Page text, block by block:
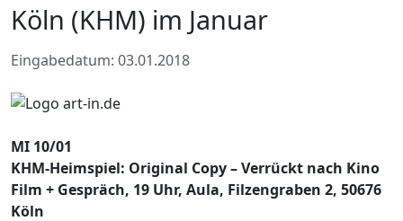
Köln (KHM) im Januar
Eingabedatum: 03.01.2018
MI 10/01
KHM-Heimspiel: Original Copy – Verrückt nach Kino
Film + Gespräch, 19 Uhr, Aula, Filzengraben 2, 50676
Köln